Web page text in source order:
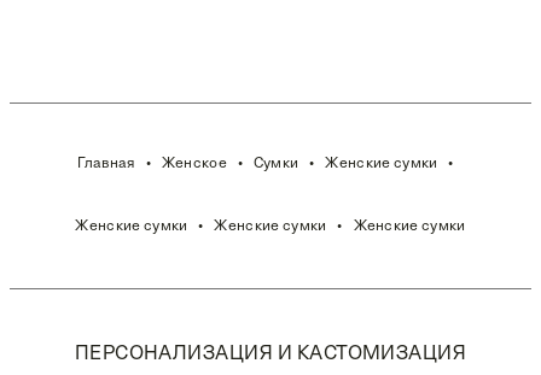
Главная Женское Сумки Женские сумки
Женские сумки Женские сумки Женские сумки
ПЕРСОНАЛИЗАЦИЯ И КАСТОМИЗАЦИЯ